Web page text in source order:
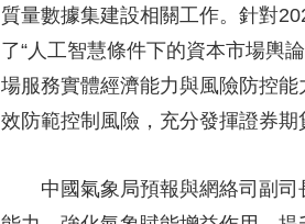
質量數據集建設相關工作。針對
了“人工智慧條件下的資本市場輿
場服務實體經濟能力與風險防控
效防範控制風險，充分發揮證券
中國氣象局預報與網絡司副